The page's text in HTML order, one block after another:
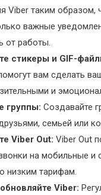
Viber таким образом,
важные
от работы.
стикеры и GIF-
вам сделать
и
группы: Создавайте
семьей или
Viber Out: Viber Out
на мобильные и
низким тарифам.
Viber: